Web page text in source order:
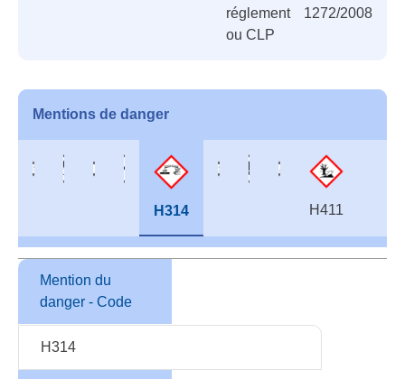
réglement 1272/2008
ou CLP
Mentions de danger
H314 H411
Mention du
danger - Code
H314